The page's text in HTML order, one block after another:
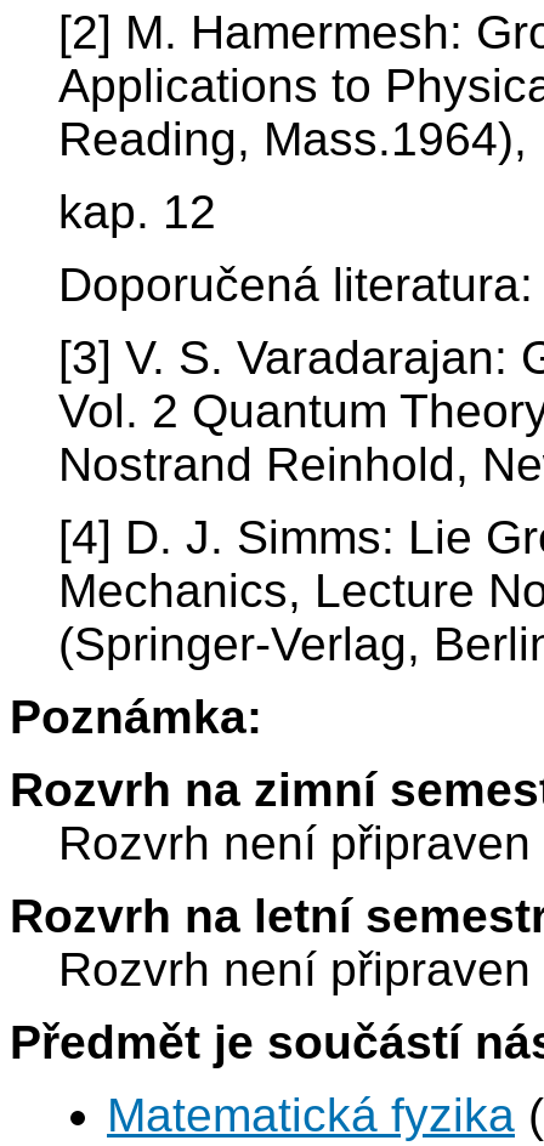
[2] M. Hamermesh:
Applications to
Reading, Mass.1964),
kap. 12
Doporučená literatura:
[3] V. S. Varadarajan:
Vol. 2 Quantum
Nostrand Reinhold,
[4] D. J. Simms: Lie
Mechanics, Lecture
(Springer-Verlag,
Poznámka:
Rozvrh na zimní
Rozvrh není připraven
Rozvrh na letní
Rozvrh není připraven
Předmět je součástí
Matematická fyzika